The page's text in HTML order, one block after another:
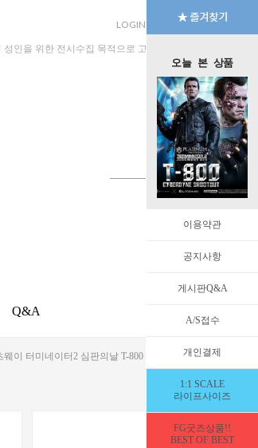
오늘 본 상품
이용약관
공지사항
게시판Q&A
A/S접수
개인결제
1:1 SCALE
라이프사이즈
FG굿즈상품!!
BEST OF BEST
LOGIN JOIN MYPAGE
인을 위한 전시수집 목적으로 고안된 수입판매 전문 법인
Q&A
웨이 터미네이터2 심판의날 T-800 사이버다인 슛아웃 식모